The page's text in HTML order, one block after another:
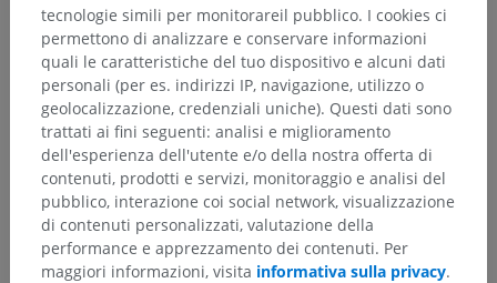
Traduzioni
Hai notato un errore?
Non esitare a suggerire una correzione, traduzione o
un miglioramento dei contenuti.
tecnologie simili per monitorareil pubblico. I cookies ci
permettono di analizzare e conservare informazioni
quali le caratteristiche del tuo dispositivo e alcuni dati
personali (per es. indirizzi IP, navigazione, utilizzo o
geolocalizzazione, credenziali uniche). Questi dati sono
trattati ai fini seguenti: analisi e miglioramento
dell'esperienza dell'utente e/o della nostra offerta di
contenuti, prodotti e servizi, monitoraggio e analisi del
pubblico, interazione coi social network, visualizzazione
di contenuti personalizzati, valutazione della
performance e apprezzamento dei contenuti. Per
maggiori informazioni, visita informativa sulla privacy.